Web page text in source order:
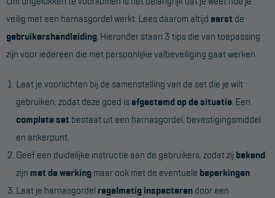
veilig met een harnasgordel werkt. Lees daarom altijd eerst de
gebruikershandleiding. Hieronder staan 3 tips die van toepassing
zijn voor iedereen die met persoonlijke valbeveiliging gaat werken.
Laat je voorlichten bij de samenstelling van de set die je wilt
gebruiken, zodat deze goed isafgestemd op de situatie. Een
complete set bestaat uit een harnasgordel, bevestigingsmiddel
en ankerpunt.
Geef een duidelijke instructie aan de gebruikers, zodat zij bekend
zijn met de werking maar ook met de eventuele beperkingen.
Laat je harnasgordel regelmatig inspecteren door een